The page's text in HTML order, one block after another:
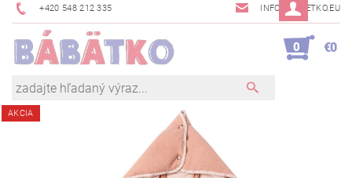
+420 548 212 335 INFO@BABETKO.EU
0 €0
AKCIA